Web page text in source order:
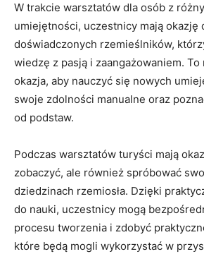
W trakcie warsztatów dla⁤ osób ⁣z
umiejętności, uczestnicy mają okazję
doświadczonych rzemieślników,
wiedzę z pasją i zaangażowaniem.
okazja, aby ‌nauczyć ‍się nowych
swoje zdolności manualne oraz
od podstaw.
Podczas warsztatów turyści mają
zobaczyć, ale również spróbować
dziedzinach​ rzemiosła. Dzięki
do nauki, uczestnicy mogą
procesu tworzenia i zdobyć
które będą mogli wykorzystać ‌w